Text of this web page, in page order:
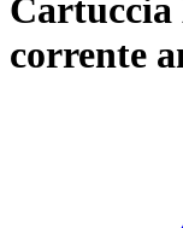
Cartuccia
corrente